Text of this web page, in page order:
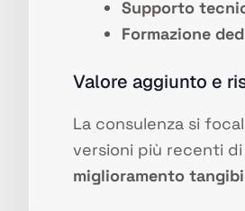
Supporto
Formazione
Valore aggiunto e
La consulenza si
versioni più recenti
miglioramento